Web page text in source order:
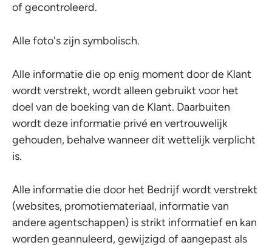
of gecontroleerd.
Alle foto's zijn symbolisch.
Alle informatie die op enig moment door de Klant
wordt verstrekt, wordt alleen gebruikt voor het
doel van de boeking van de Klant. Daarbuiten
wordt deze informatie privé en vertrouwelijk
gehouden, behalve wanneer dit wettelijk verplicht
is.
Alle informatie die door het Bedrijf wordt verstrekt
(websites, promotiemateriaal, informatie van
andere agentschappen) is strikt informatief en kan
worden geannuleerd, gewijzigd of aangepast als